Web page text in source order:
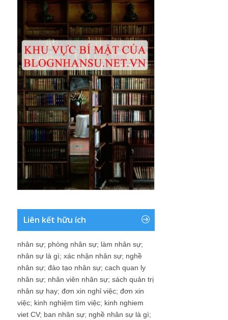
Liên kết hữu ích
nhân sự; phòng nhân sự; làm nhân sự;
nhân sự là gì; xác nhận nhân sự; nghề
nhân sự; đào tạo nhân sự; cach quan ly
nhân sự; nhân viên nhân sự; sách quản trị
nhân sự hay; đơn xin nghỉ việc; đơn xin
việc; kinh nghiệm tìm việc; kinh nghiem
viet CV; ban nhân sự; nghề nhân sự là gì;